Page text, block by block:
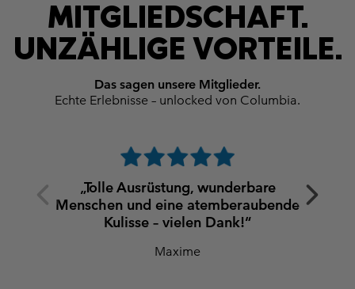
MITGLIEDSCHAFT.
UNZÄHLIGE VORTEILE.
Das sagen unsere Mitglieder.
Echte Erlebnisse – unlocked von Columbia.
Previous
Slide
Next
Slide
„Tolle Ausrüstung, wunderbare
Menschen und eine atemberaubende
Kulisse – vielen Dank!“
Maxime